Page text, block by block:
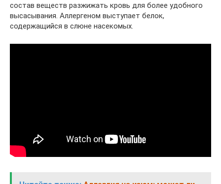
состав веществ разжижать кровь для более удобного
высасывания. Аллергеном выступает белок,
содержащийся в слюне насекомых.